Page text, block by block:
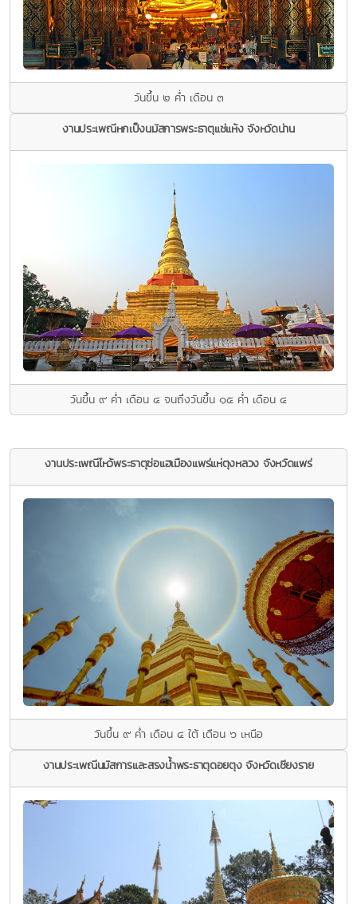
วันขึ้น ๒ ค่ำ เดือน ๓
งานประเพณีหกเป็งนมัสการพระธาตุแช่แห้ง จังหวัดน่าน
วันขึ้น ๙ ค่ำ เดือน ๔ จนถึงวันขึ้น ๑๕ ค่ำ เดือน ๔
งานประเพณีไหว้พระธาตุช่อแฮเมืองแพร่แห่ตุงหลวง จังหวัดแพร่
วันขึ้น ๙ ค่ำ เดือน ๔ ใต้ เดือน ๖ เหนือ
งานประเพณีนมัสการและสรงนํ้าพระธาตุดอยตุง จังหวัดเชียงราย